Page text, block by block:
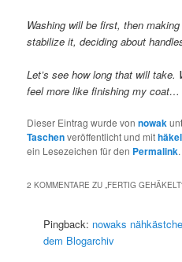
Washing will be first, then
stabilize it, deciding about
Let’s see how long that will
feel more like finishing my coat…
Dieser Eintrag wurde vonnowak
Taschenveröffentlicht und mit
ein Lesezeichen für den Permalink.
2 KOMMENTARE ZU „FERTIG GEHÄKELT
Pingback: nowaks
dem Blogarchiv